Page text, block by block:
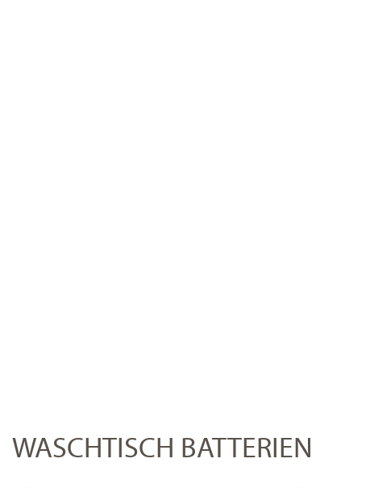
WASCHTISCH BATTERIEN